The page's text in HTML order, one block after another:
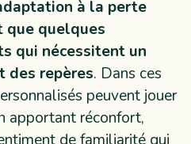
à la perte
que quelques
qui nécessitent un
des repères. Dans ces
peuvent jouer
apportant réconfort,